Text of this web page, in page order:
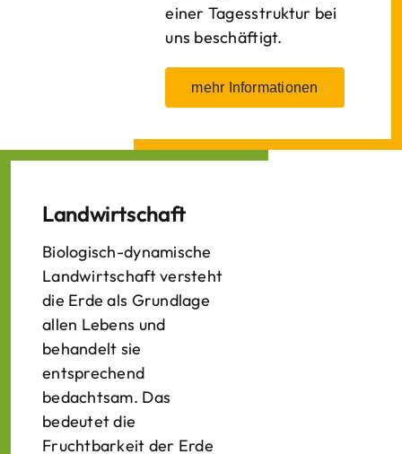
einer Tagesstruktur bei
uns beschäftigt.
mehr Informationen
Landwirtschaft
Biologisch-dynamische
Landwirtschaft versteht
die Erde als Grundlage
allen Lebens und
behandelt sie
entsprechend
bedachtsam. Das
bedeutet die
Fruchtbarkeit der Erde